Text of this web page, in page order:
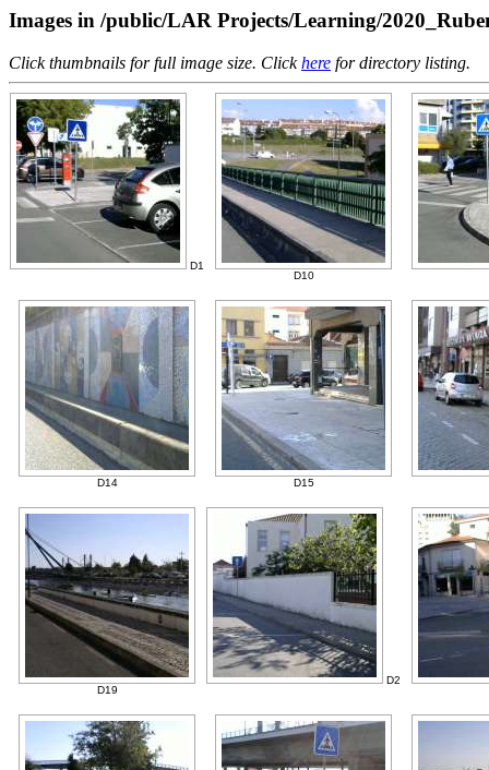
Images in /public/LAR Projects/Learning/
Click thumbnails for full image size. Clickhere for directory listing.
D1
D10
D14 D15
D19
D2